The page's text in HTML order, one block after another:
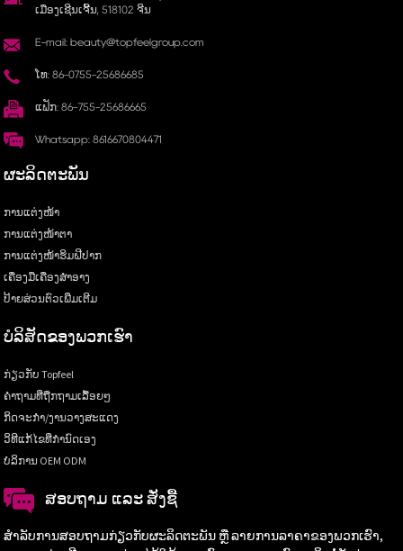
ເມືອງເຊີນເຈີ້ນ, 518102 ຈີນ
E-mail: beauty@topfeelgroup.com
ໂທ: 86-0755-25686685
ແຟັກ: 86-755-25686665
Whatsapp: 8616670804471
ຜະລິດຕະພັນ
ການແຕ່ງໜ້າ
ການແຕ່ງໜ້າຕາ
ການແຕ່ງໜ້າຮິມຝີປາກ
ເຄື່ອງມືເຄື່ອງສຳອາງ
ປ້າຍສ່ວນຕົວເພີ່ມເຕີມ
ບໍລິສັດຂອງພວກເຮົາ
ກ່ຽວກັບ Topfeel
ຄຳຖາມທີ່ຖືກຖາມເລື້ອຍໆ
ກິດຈະກຳ/ງານວາງສະແດງ
ວິທີແກ້ໄຂທີ່ກຳນົດເອງ
ບໍລິການ OEM ODM
ສອບຖາມ ແລະ ສັ່ງຊື້
ສຳລັບການສອບຖາມກ່ຽວກັບຜະລິດຕະພັນ ຫຼື ລາຍການລາຄາຂອງພວກເຮົາ,